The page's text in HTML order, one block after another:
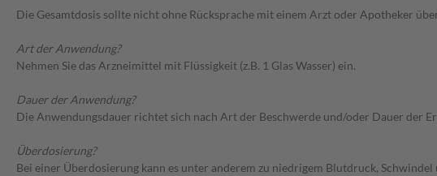
Die Gesamtdosis sollte nicht ohne Rücksprache mit einem Arzt oder Apotheker
Art der Anwendung?
Nehmen Sie das Arzneimittel mit Flüssigkeit (z.B. 1 Glas Wasser) ein.
Dauer der Anwendung?
Die Anwendungsdauer richtet sich nach Art der Beschwerde und/oder Dauer der
Überdosierung?
Bei einer Überdosierung kann es unter anderem zu niedrigem Blutdruck,